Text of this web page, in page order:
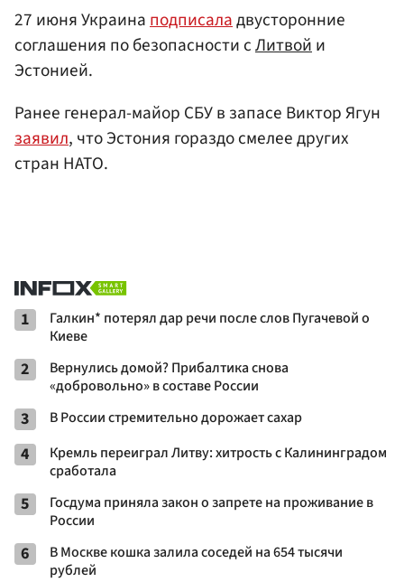
27 июня Украинаподписаладвусторонние
соглашения по безопасности сЛитвойи
Эстонией.
Ранее генерал-майор СБУ в запасе Виктор Ягун
заявил, что Эстония гораздо смелее других
стран НАТО.
1
Галкин* потерял дар речи после слов Пугачевой о
Киеве
2
Вернулись домой? Прибалтика снова
«добровольно» в составе России
3 В России стремительно дорожает сахар
4
Кремль переиграл Литву: хитрость с Калининградом
сработала
5
Госдума приняла закон о запрете на проживание в
России
6
В Москве кошка залила соседей на 654 тысячи
рублей